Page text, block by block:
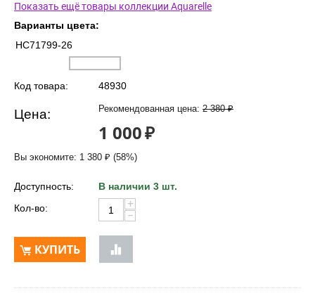
Показать ещё товары коллекции Aquarelle
Варианты цвета:
HC71799-26
Код товара: 48930
Рекомендованная цена: 2 380 ₽
Цена:
1 000₽
Вы экономите: 1 380 ₽ (58%)
Доступность:
В наличии 3 шт.
Кол-во:
+
−
КУПИТЬ